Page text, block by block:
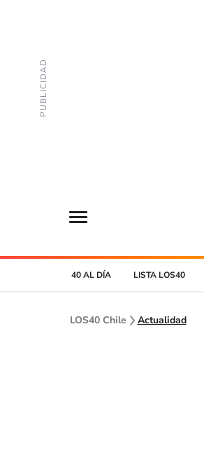
40 AL DÍA LISTA LOS40
LOS40 Chile Actualidad